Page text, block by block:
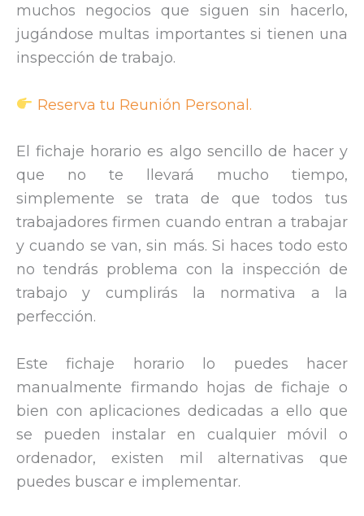
muchos negocios que siguen sin hacerlo,
jugándose multas importantes si tienen una
inspección de trabajo.
Reserva tu Reunión Personal.
El fichaje horario es algo sencillo de hacer y
que no te llevará mucho tiempo,
simplemente se trata de que todos tus
trabajadores firmen cuando entran a trabajar
y cuando se van, sin más. Si haces todo esto
no tendrás problema con la inspección de
trabajo y cumplirás la normativa a la
perfección.
Este fichaje horario lo puedes hacer
manualmente firmando hojas de fichaje o
bien con aplicaciones dedicadas a ello que
se pueden instalar en cualquier móvil o
ordenador, existen mil alternativas que
puedes buscar e implementar.